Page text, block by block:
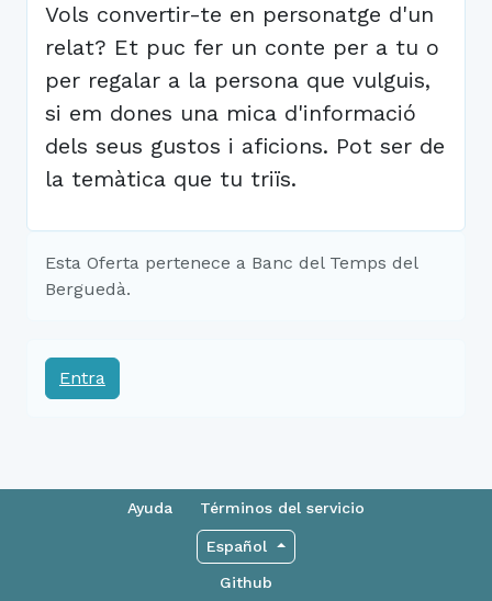
Vols convertir-te en personatge d'un
relat? Et puc fer un conte per a tu o
per regalar a la persona que vulguis,
si em dones una mica d'informació
dels seus gustos i aficions. Pot ser de
la temàtica que tu triïs.
Esta Oferta pertenece a Banc del Temps del
Berguedà.
Entra
Ayuda Términos del servicio
Español
Github